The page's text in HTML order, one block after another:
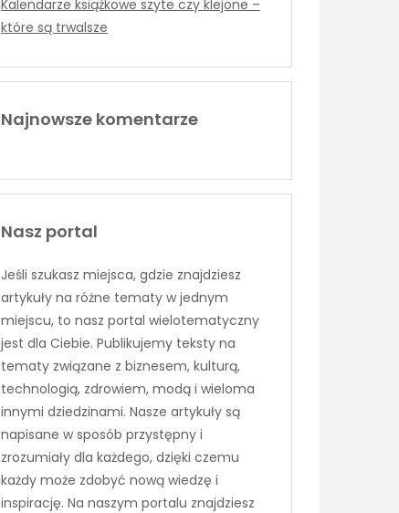
Kalendarze książkowe szyte czy klejone –
które są trwalsze
Najnowsze komentarze
Nasz portal
Jeśli szukasz miejsca, gdzie znajdziesz
artykuły na różne tematy w jednym
miejscu, to nasz portal wielotematyczny
jest dla Ciebie. Publikujemy teksty na
tematy związane z biznesem, kulturą,
technologią, zdrowiem, modą i wieloma
innymi dziedzinami. Nasze artykuły są
napisane w sposób przystępny i
zrozumiały dla każdego, dzięki czemu
każdy może zdobyć nową wiedzę i
inspirację. Na naszym portalu znajdziesz